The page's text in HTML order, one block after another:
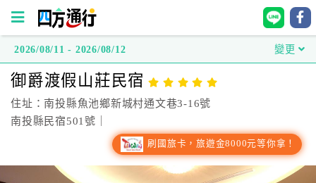
方
通
行
2026/08/11 - 2026/08/12 變更
御爵渡假山莊民宿
住址：南投縣魚池鄉新城村通文巷3-16號
南投縣民宿501號｜
刷國旅卡，旅遊金8000元等你拿！